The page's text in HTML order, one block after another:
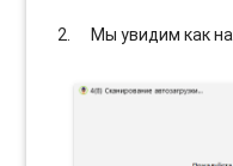
Мы увидим как